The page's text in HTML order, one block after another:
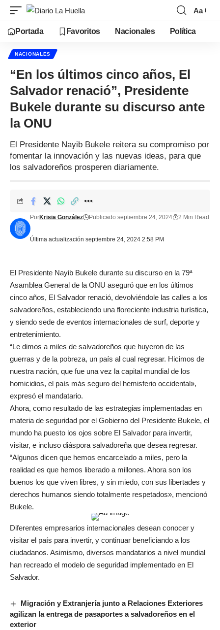
Aa
Portada Favoritos Nacionales Política
NACIONALES
“En los últimos cinco años, El
Salvador renació”, Presidente
Bukele durante su discurso ante
la ONU
El Presidente Nayib Bukele reitera su compromiso por
fomentar la innovación y las nuevas ideas, para que
los salvadoreños prosperen diariamente.
Última actualización septiembre 24, 2024 2:58 PM
PorKrisia González Publicado septiembre 24, 2024 2 Min Read
El Presidente Nayib Bukele durante su discurso en la 79ª
Asamblea General de la ONU aseguró que en los últimos
cinco años, El Salvador renació, devolviéndole las calles a los
salvadoreños, estableciendo una floreciente industria turística,
y siendo sede de eventos internacionales de surf, deporte y
entretenimiento.
“Le dimos a miles de salvadoreños que huyeron de las
guerras y de la pobreza, un país al cual regresar. Hicimos de
nuestra nación, que fue una vez la capital mundial de los
homicidios, el país más seguro del hemisferio occidental»,
expresó el mandatario.
Ahora, como resultado de las estrategias implementadas en
materia de seguridad por el Gobierno del Presidente Bukele, el
mundo ha puesto los ojos sobre El Salvador para invertir,
visitar, e incluso diáspora salvadoreña que desea regresar.
“Algunos dicen que hemos encarcelado a miles, pero la
realidad es que hemos liberado a millones. Ahora son los
buenos los que viven libres, y sin miedo, con sus libertades y
derechos humanos siendo totalmente respetados», mencionó
Bukele.
Diferentes empresarios internacionales desean conocer y
visitar el país para invertir, y continuar beneficiando a los
ciudadanos. Asimismo, diversos mandatarios a nivel mundial
han recreado el modelo de seguridad implementado en El
Salvador.
Migración y Extranjería junto a Relaciones Exteriores
agilizan la entrega de pasaportes a salvadoreños en el
exterior